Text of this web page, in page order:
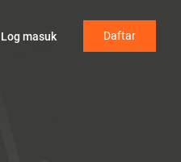
Log masuk Daftar